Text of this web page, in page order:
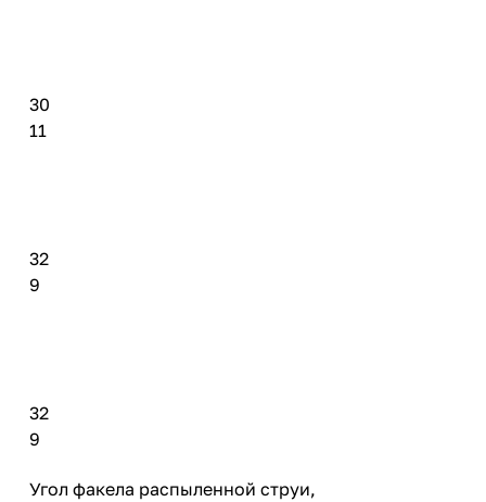
30
11
32
9
32
9
Угол факела распыленной струи,